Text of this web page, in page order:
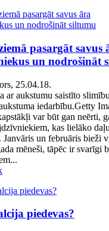
pasargāt savus
un nodrošināt
25.04.18.
ar aukstumu saistīto
iedarbību.Getty
var būt gan neērti,
kas lielāko
Janvāris un februāris bieži
mēneši, tāpēc ir svarīgi
piedevas?